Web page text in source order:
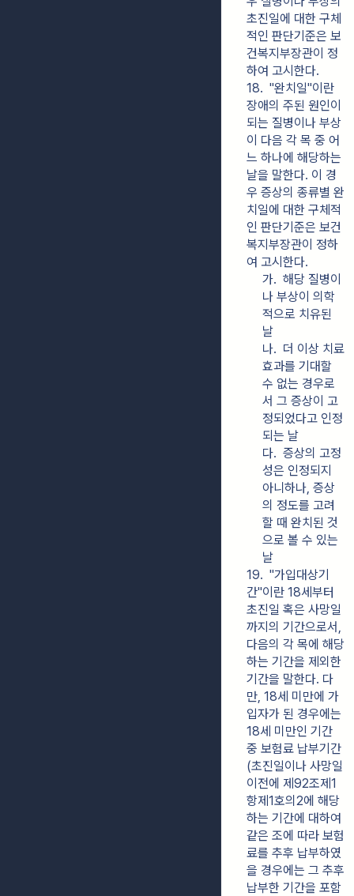
초진일에 대한 구체
적인 판단기준은 보
건복지부장관이 정
하여 고시한다.
18.  "완치일"이란
장애의 주된 원인이
되는 질병이나 부상
이 다음 각 목 중 어
느 하나에 해당하는
날을 말한다. 이 경
우 증상의 종류별 완
치일에 대한 구체적
인 판단기준은 보건
복지부장관이 정하
여 고시한다.
가.  해당 질병이
나 부상이 의학
적으로 치유된
날
나.  더 이상 치료
효과를 기대할
수 없는 경우로
서 그 증상이 고
정되었다고 인정
되는 날
다.  증상의 고정
성은 인정되지
아니하나, 증상
의 정도를 고려
할 때 완치된 것
으로 볼 수 있는
날
19.  "가입대상기
간"이란 18세부터
초진일 혹은 사망일
까지의 기간으로서,
다음의 각 목에 해당
하는 기간을 제외한
기간을 말한다. 다
만, 18세 미만에 가
입자가 된 경우에는
18세 미만인 기간
중 보험료 납부기간
(초진일이나 사망일
이전에 제92조제1
항제1호의2에 해당
하는 기간에 대하여
같은 조에 따라 보험
료를 추후 납부하였
을 경우에는 그 추후
납부한 기간을 포함